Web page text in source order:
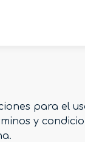
para el
y